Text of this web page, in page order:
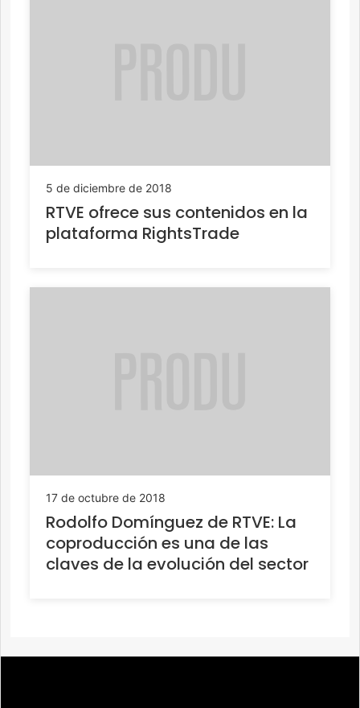
5 de diciembre de 2018
RTVE ofrece sus contenidos en la
plataforma RightsTrade
17 de octubre de 2018
Rodolfo Domínguez de RTVE: La
coproducción es una de las
claves de la evolución del sector